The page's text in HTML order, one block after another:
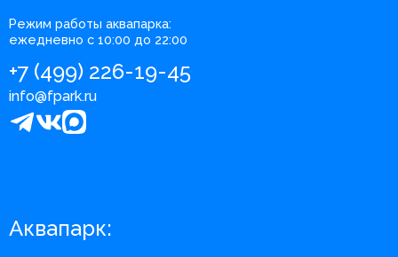
Режим работы аквапарка:
ежедневно с 10:00 до 22:00
+7 (499) 226-19-45
info@fpark.ru
Аквапарк: